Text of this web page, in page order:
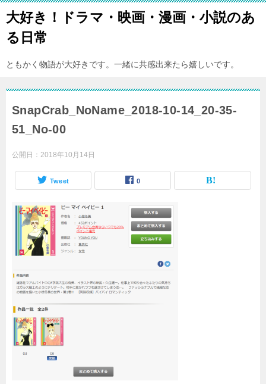
大好き！ドラマ・映画・漫画・小説のあ
る日常
ともかく物語が大好きです。一緒に共感出来たら嬉しいです。
SnapCrab_NoName_2018-10-14_20-35-
51_No-00
公開日： 2018年10月14日
Tweet 0